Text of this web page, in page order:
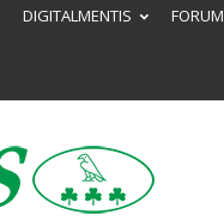
DIGITALMENTIS FORUM